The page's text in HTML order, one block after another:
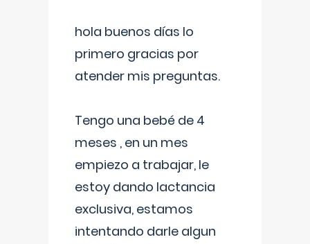
hola buenos días lo
primero gracias por
atender mis preguntas.
Tengo una bebé de 4
meses , en un mes
empiezo a trabajar, le
estoy dando lactancia
exclusiva, estamos
intentando darle algun